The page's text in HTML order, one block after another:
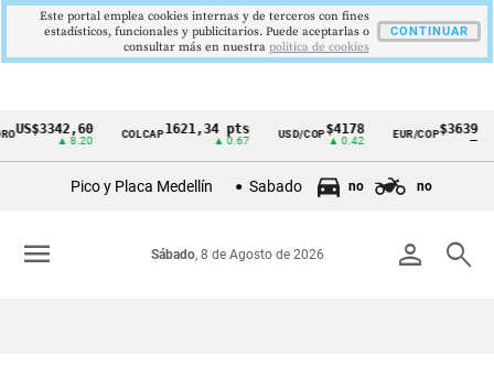
Cintillo
Colombia
▲ 8.20
COLCAP1621,34 pts
▲ 0.67
USD/COP$4178
▲ 0.42
EUR/COP$3639
Pico y Placa Medellín Sabado no no
person search
Sábado, 8 de Agosto de 2026
menu
Este portal emplea cookies internas y de terceros con fines
estadísticos, funcionales y publicitarios. Puede aceptarlas o
consultar más en nuestra politica de cookies
CONTINUAR